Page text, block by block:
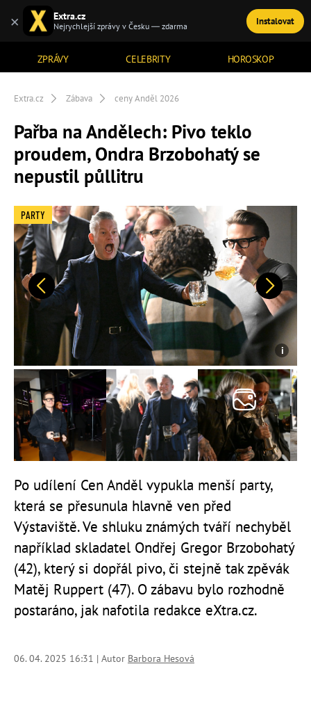
ZPRÁVY CELEBRITY HOROSKOP
TÉMATA
Extra.cz Zábava ceny Anděl 2026
Pařba na Andělech: Pivo teklo
proudem, Ondra Brzobohatý se
nepustil půllitru
Předchozí Další
PARTY
Po udílení Cen Anděl vypukla menší party,
která se přesunula hlavně ven před
Výstaviště. Ve shluku známých tváří nechyběl
například skladatel Ondřej Gregor Brzobohatý
(42), který si dopřál pivo, či stejně tak zpěvák
Matěj Ruppert (47). O zábavu bylo rozhodně
postaráno, jak nafotila redakce eXtra.cz.
06. 04. 2025 16:31 | Autor Barbora Hesová
× Extra.cz
Nejrychlejší zprávy v Česku — zdarma Instalovat